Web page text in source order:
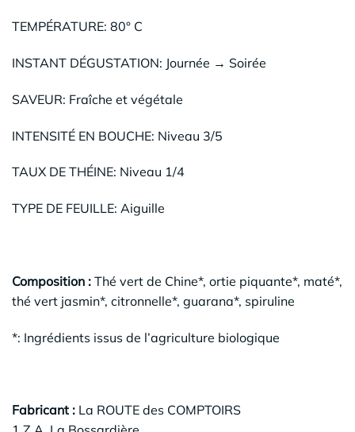
TEMPÉRATURE: 80° C
INSTANT DÉGUSTATION: Journée → Soirée
SAVEUR: Fraîche et végétale
INTENSITÉ EN BOUCHE: Niveau 3/5
TAUX DE THÉINE: Niveau 1/4
TYPE DE FEUILLE: Aiguille
Composition : Thé vert de Chine*, ortie piquante*, maté*,
thé vert jasmin*, citronnelle*, guarana*, spiruline
*: Ingrédients issus de l’agriculture biologique
Fabricant : La ROUTE des COMPTOIRS